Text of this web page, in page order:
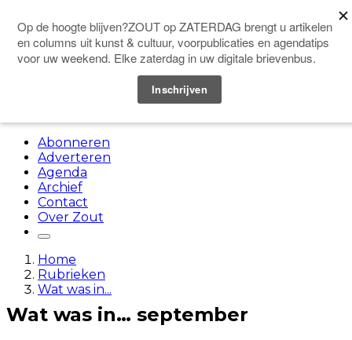
Doneer
Abonneren
Adverteren
Agenda
Archief
Contact
Over Zout
Home
Rubrieken
Wat was in...
Wat was in… september